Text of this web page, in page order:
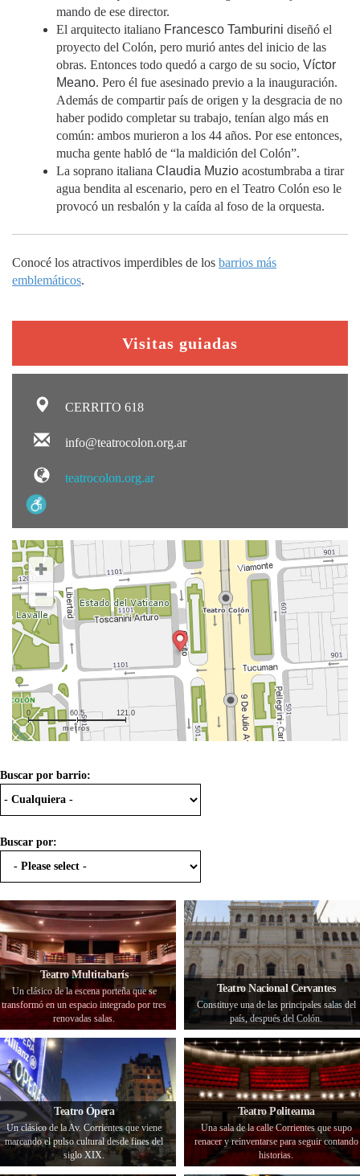
mando de ese director.
El arquitecto italiano Francesco Tamburini diseñó el
proyecto del Colón, pero murió antes del inicio de las
obras. Entonces todo quedó a cargo de su socio, Víctor
Meano. Pero él fue asesinado previo a la inauguración.
Además de compartir país de origen y la desgracia de no
haber podido completar su trabajo, tenían algo más en
común: ambos murieron a los 44 años. Por ese entonces,
mucha gente habló de “la maldición del Colón”.
La soprano italiana Claudia Muzio acostumbraba a tirar
agua bendita al escenario, pero en el Teatro Colón eso le
provocó un resbalón y la caída al foso de la orquesta.
Conocé los atractivos imperdibles de los barrios más
emblemáticos.
Visitas guiadas
CERRITO 618
info@teatrocolon.org.ar
teatrocolon.org.ar
metros
0 60.5 121.0
Buscar por barrio:
Buscar por:
Teatro Multitabarís
Un clásico de la escena porteña que se
transformó en un espacio integrado por tres
renovadas salas.
Teatro Nacional Cervantes
Constituye una de las principales salas del
país, después del Colón.
Teatro Ópera
Un clásico de la Av. Corrientes que viene
marcando el pulso cultural desde fines del
siglo XIX.
Teatro Politeama
Una sala de la calle Corrientes que supo
renacer y reinventarse para seguir contando
historias.